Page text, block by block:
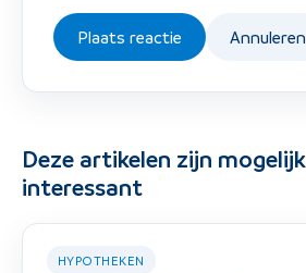
Plaats reactie Annuleren
Deze artikelen zijn
interessant
HYPOTHEKEN